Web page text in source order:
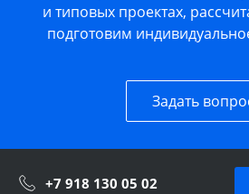
и типовых проектах,
подготовим
Задать
+7 918 130 05 02